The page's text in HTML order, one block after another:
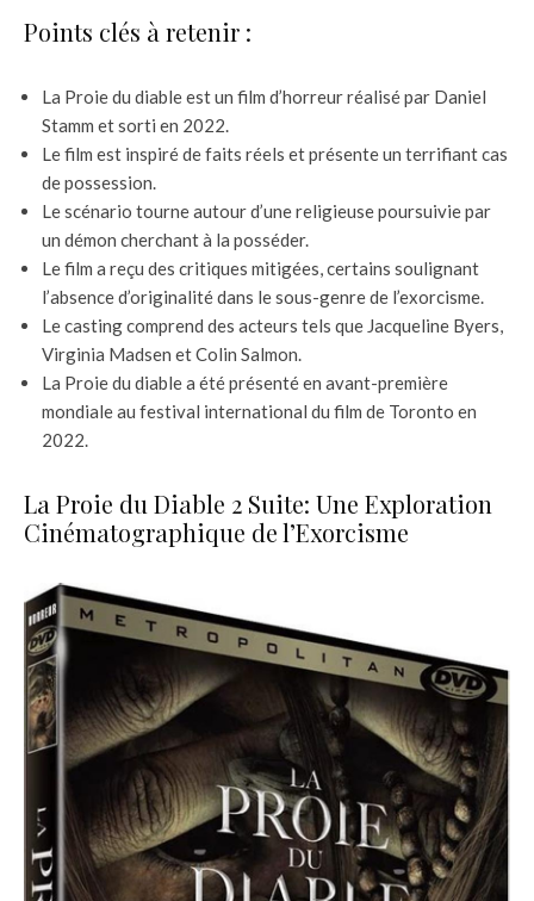
Points clés à retenir :
La Proie du diable est un film d’horreur réalisé par Daniel
Stamm et sorti en 2022.
Le film est inspiré de faits réels et présente un terrifiant cas
de possession.
Le scénario tourne autour d’une religieuse poursuivie par
un démon cherchant à la posséder.
Le film a reçu des critiques mitigées, certains soulignant
l’absence d’originalité dans le sous-genre de l’exorcisme.
Le casting comprend des acteurs tels que Jacqueline Byers,
Virginia Madsen et Colin Salmon.
La Proie du diable a été présenté en avant-première
mondiale au festival international du film de Toronto en
2022.
La Proie du Diable 2 Suite: Une Exploration
Cinématographique de l’Exorcisme